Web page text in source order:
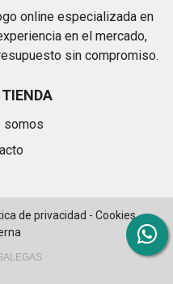
online especializada en
en el mercado,
sin compromiso.
somos
de privacidad - Cookies-